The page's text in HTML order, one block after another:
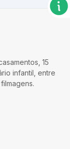
15
infantil, entre